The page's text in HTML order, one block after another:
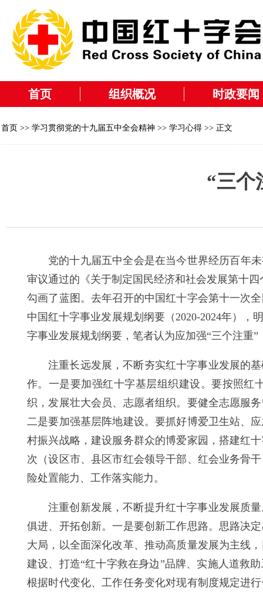
首页 组织概况 时政要闻
首页 >> 学习贯彻党的十九届五中全会精神 >> 学习心得 >> 正文
“三个
党的十九届五中全会是在当今世界经历百年
审议通过的《关于制定国民经济和社会发展第十
勾画了蓝图。去年召开的中国红十字会第十一次
中国红十字事业发展规划纲要（2020-2024年）
字事业发展规划纲要，笔者认为应加强“三个注重
注重长远发展，不断夯实红十字事业发展的
作。一是要加强红十字基层组织建设。要按照红
织，发展壮大会员、志愿者组织。要健全志愿服
二是要加强基层阵地建设。要抓好博爱卫生站、
村振兴战略，建设服务群众的博爱家园，搭建红
次（设区市、县区市红会领导干部、红会业务骨
险处置能力、工作落实能力。
注重创新发展，不断提升红十字事业发展质
俱进、开拓创新。一是要创新工作思路。思路决
大局，以全面深化改革、推动高质量发展为主线
建设、打造“红十字救在身边”品牌、实施人道救
根据时代变化、工作任务变化对现有制度规定进